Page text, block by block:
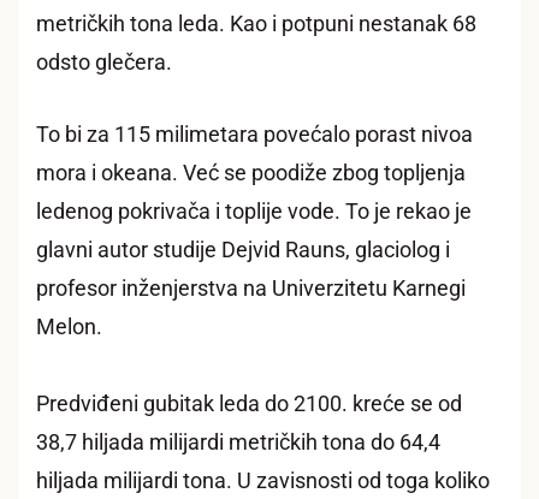
metričkih tona leda. Kao i potpuni nestanak 68
odsto glečera.
To bi za 115 milimetara povećalo porast nivoa
mora i okeana. Već se poodiže zbog topljenja
ledenog pokrivača i toplije vode. To je rekao je
glavni autor studije Dejvid Rauns, glaciolog i
profesor inženjerstva na Univerzitetu Karnegi
Melon.
Predviđeni gubitak leda do 2100. kreće se od
38,7 hiljada milijardi metričkih tona do 64,4
hiljada milijardi tona. U zavisnosti od toga koliko